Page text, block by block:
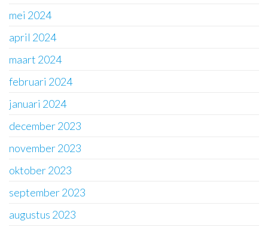
mei 2024
april 2024
maart 2024
februari 2024
januari 2024
december 2023
november 2023
oktober 2023
september 2023
augustus 2023